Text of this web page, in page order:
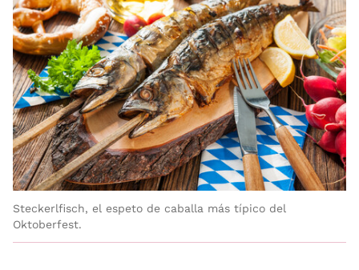
Steckerlfisch, el espeto de caballa más típico del
Oktoberfest.